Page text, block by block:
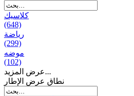
كلاسيك
(648)
رياضة
(299)
موضه
(102)
عرض المزيد...
نطاق عرض الإطار